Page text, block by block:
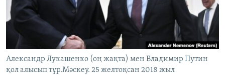
ЖАЗЫЛЫҢЫЗ
Басқа тілдерде
Александр Лукашенко (оң жақта) мен Владимир Путин
қол алысып тұр.Мәскеу. 25 желтоқсан 2018 жыл